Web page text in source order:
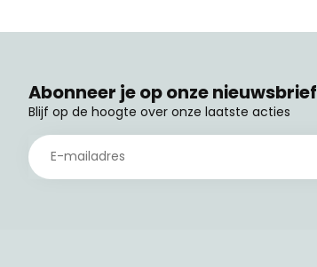
Abonneer je op onze nieuwsbrief
Blijf op de hoogte over onze laatste acties